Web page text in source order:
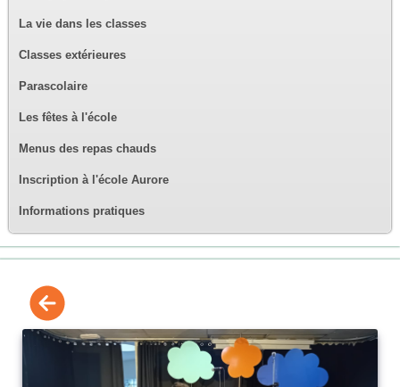
La vie dans les classes
Classes extérieures
Parascolaire
Les fêtes à l'école
Menus des repas chauds
Inscription à l'école Aurore
Informations pratiques